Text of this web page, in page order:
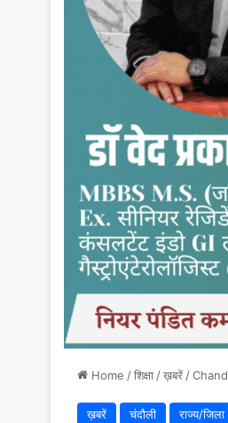
Home /शिक्षा /ख़बरें /
ख़बरें चंदौली राज्य/जिला